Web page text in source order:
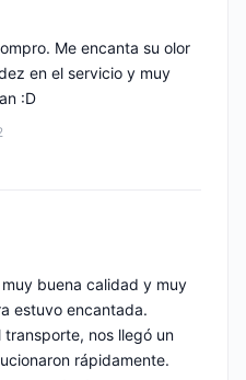
Me encanta su olor
en el servicio y muy
:D
buena calidad y muy
estuvo encantada.
nos llegó un
rápidamente.